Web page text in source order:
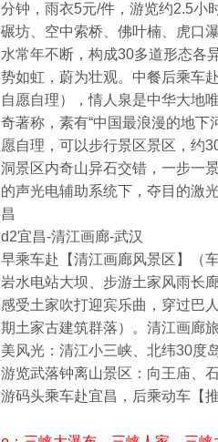
分钟，雨衣5元/件，游览约2.5小
碾坊、空中索桥、佛叶楠、虎口
水常年不断，构成30多道形态各
势如虹，蔚为壮观。中餐后乘车
自愿自理），情人泉是中华大地
奇著称，素有“中国最浪漫的地
愿自理，可以步行景区景区，约
洞景区内奇山异石交错，一步一
的声光电辅助系统下，夺目的激
昌
d2宜昌-清江画廊-武汉
早乘车赴【清江画廊风景区】（
岩水电站大坝、步游土家风雨长
感受土家吹打迎宾乐曲，穿过巴
期土家古建筑群落）。清江画廊
美风光：清江小三峡、北纬30度
游览武落钟离山景区：向王庙、
游码头乘车赴宜昌，后乘动车【